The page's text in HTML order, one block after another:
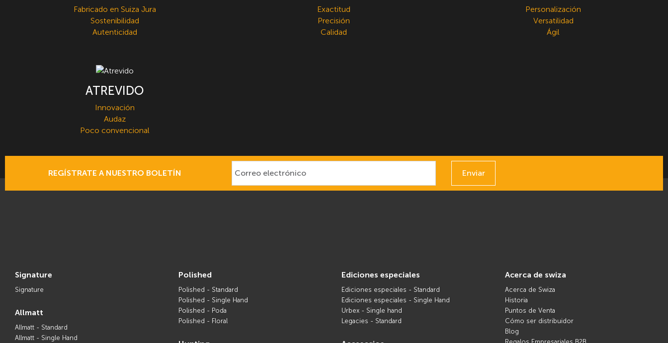
Fabricado en Suiza Jura
Sostenibilidad
Autenticidad
Exactitud
Precisión
Calidad
Personalización
Versatilidad
Ágil
ATREVIDO
Innovación
Audaz
Poco convencional
REGÍSTRATE A NUESTRO BOLETÍN Enviar
signature
Signature
allmatt
Allmatt - Standard
Allmatt - Single Hand
polished
Polished - Standard
Polished - Single Hand
Polished - Poda
Polished - Floral
ediciones especiales
Ediciones especiales - Standard
Ediciones especiales - Single Hand
Urbex - Single hand
Legacies - Standard
acerca de swiza
Acerca de Swiza
Historia
Puntos de Venta
Cómo ser distribuidor
Blog